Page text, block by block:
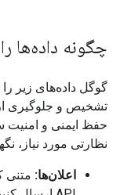
چگونه داده‌ها
تشخیص و جلوگیری
حفظ ایمنی و امنیت
نظارتی مورد نیاز،
اعلان‌ها: متنی